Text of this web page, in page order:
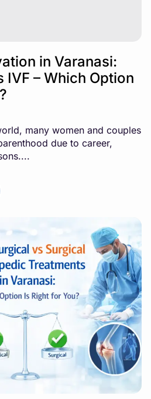
in Varanasi:
IVF – Which Option
many women and couples
due to career,